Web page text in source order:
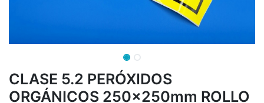
CLASE 5.2 PERÓXIDOS
ORGÁNICOS 250x250mm ROLLO